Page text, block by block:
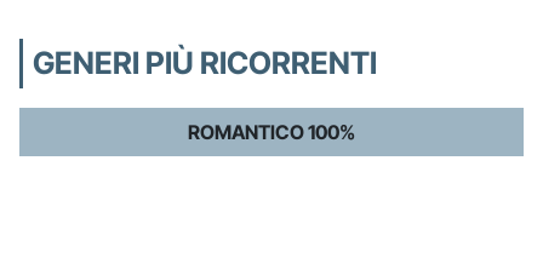
GENERI PIÙ RICORRENTI
ROMANTICO 100%